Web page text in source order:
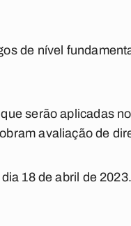
de nível
serão aplicadas
avaliação de
18 de abril de 2023.